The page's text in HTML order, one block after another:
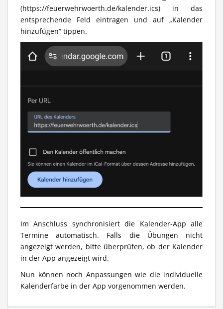
(https://feuerwehrwoerth.de/kalender.ics) in das
entsprechende Feld eintragen und auf „Kalender
hinzufügen“ tippen.
Im Anschluss synchronisiert die Kalender-App alle
Termine automatisch. Falls die Übungen nicht
angezeigt werden, bitte überprüfen, ob der Kalender
in der App angezeigt wird.
Nun können noch Anpassungen wie die individuelle
Kalenderfarbe in der App vorgenommen werden.